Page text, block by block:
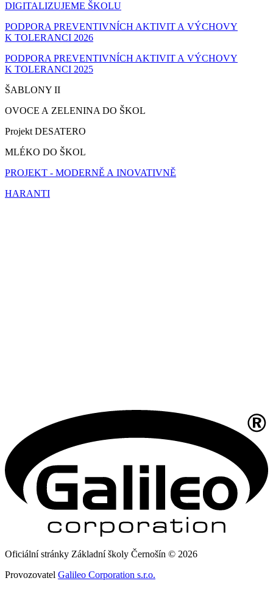
DIGITALIZUJEME ŠKOLU
PODPORA PREVENTIVNÍCH AKTIVIT A VÝCHOVY
K TOLERANCI 2026
PODPORA PREVENTIVNÍCH AKTIVIT A VÝCHOVY
K TOLERANCI 2025
ŠABLONY II
OVOCE A ZELENINA DO ŠKOL
Projekt DESATERO
MLÉKO DO ŠKOL
PROJEKT - MODERNĚ A INOVATIVNĚ
HARANTI
Oficiální stránky Základní školy Černošín © 2026
Provozovatel Galileo Corporation s.r.o.